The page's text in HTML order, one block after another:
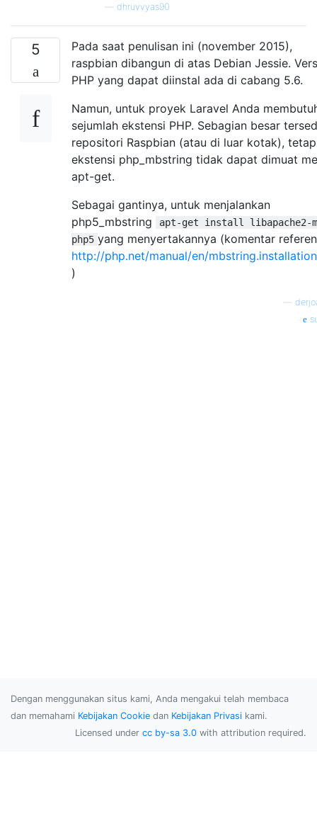
dhruvvyas90
5
Pada saat penulisan ini (november 2015),
raspbian dibangun di atas Debian Jessie.
PHP yang dapat diinstal ada di cabang 5.6.
Namun, untuk proyek Laravel Anda
sejumlah ekstensi PHP. Sebagian besar
repositori Raspbian (atau di luar kotak),
ekstensi php_mbstring tidak dapat dimuat
apt-get.
Sebagai gantinya, untuk menjalankan
php5_mbstring
apt-get install libapache2-
php5 yang menyertakannya (komentar
http://php.net/manual/en/
)
Dengan menggunakan situs kami, Anda mengakui telah membaca
dan memahami Kebijakan Cookie dan Kebijakan Privasi kami.
Licensed under cc by-sa 3.0 with attribution required.